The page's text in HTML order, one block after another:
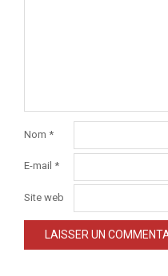
Nom *
E-mail *
Site web